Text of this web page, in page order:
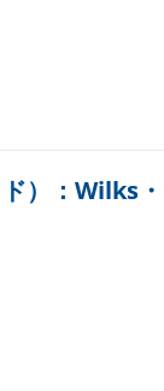
）：Wilks